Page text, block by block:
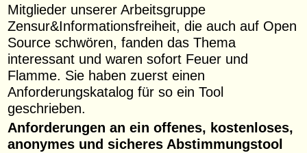
Mitglieder unserer Arbeitsgruppe
Zensur&Informationsfreiheit, die auch auf Open
Source schwören, fanden das Thema
interessant und waren sofort Feuer und
Flamme. Sie haben zuerst einen
Anforderungskatalog für so ein Tool
geschrieben.
Anforderungen an ein offenes, kostenloses,
anonymes und sicheres Abstimmungstool